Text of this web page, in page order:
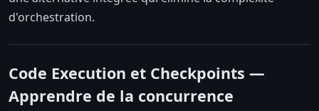
d'orchestration.
Code Execution et Checkpoints —
Apprendre de la concurrence